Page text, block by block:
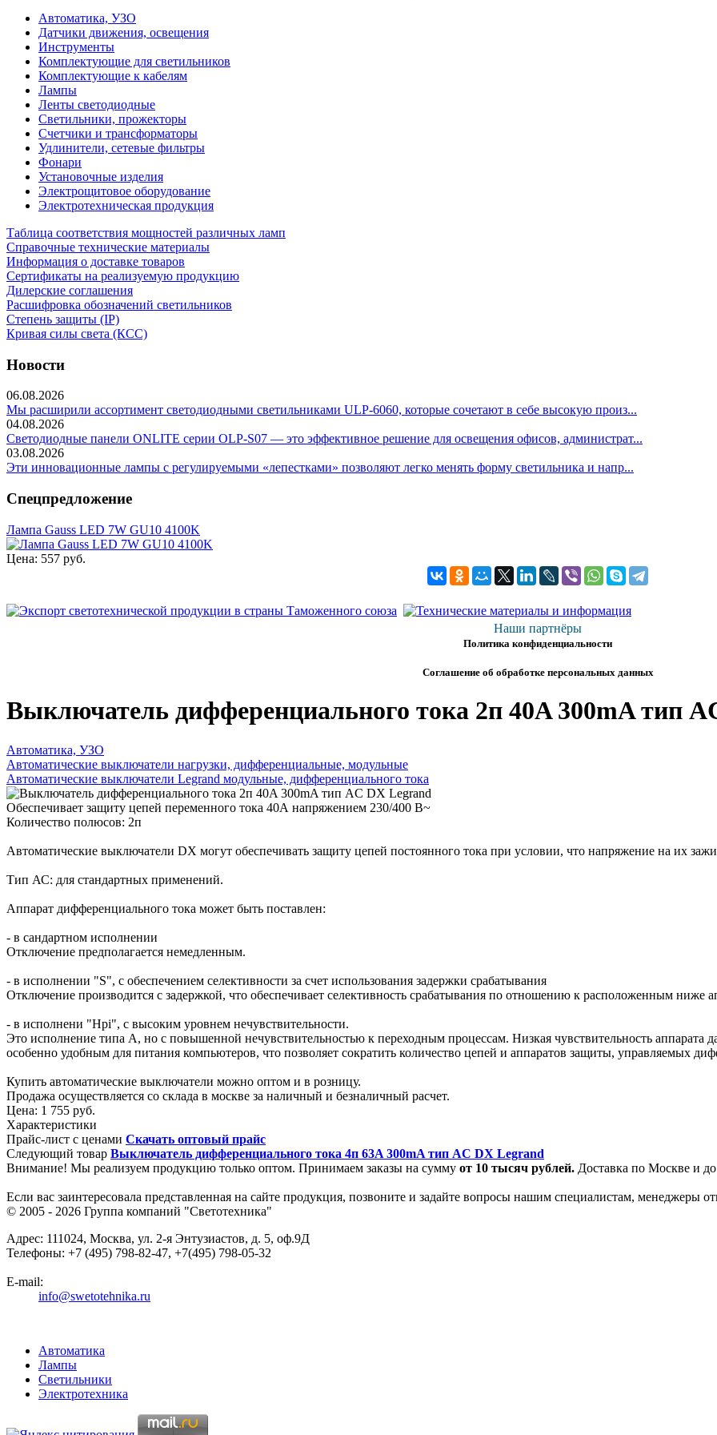
Автоматика, УЗО
Датчики движения, освещения
Инструменты
Комплектующие для светильников
Комплектующие к кабелям
Лампы
Ленты светодиодные
Светильники, прожекторы
Счетчики и трансформаторы
Удлинители, сетевые фильтры
Фонари
Установочные изделия
Электрощитовое оборудование
Электротехническая продукция
Таблица соответствия мощностей различных ламп
Справочные технические материалы
Информация о доставке товаров
Сертификаты на реализуемую продукцию
Дилерские соглашения
Расшифровка обозначений светильников
Степень защиты (IP)
Кривая силы света (КСС)
Новости
06.08.2026
Мы расширили ассортимент светодиодными светильниками ULP-6060, которые сочетают в себе высокую произ...
04.08.2026
Светодиодные панели ONLITE серии OLP-S07 — это эффективное решение для освещения офисов, администрат...
03.08.2026
Эти инновационные лампы с регулируемыми «лепестками» позволяют легко менять форму светильника и напр...
Спецпредложение
Лампа Gauss LED 7W GU10 4100K
Цена: 557 руб.
Наши партнёры
Политика конфиденциальности
Соглашение об обработке персональных данных
Выключатель дифференциального тока 2п 40A 300mA тип
Автоматика, УЗО
Автоматические выключатели нагрузки, дифференциальные, модульные
Автоматические выключатели Legrand модульные, дифференциального тока
Обеспечивает защиту цепей переменного тока 40А напряжением 230/400 В~
Количество полюсов: 2п
Автоматические выключатели DX могут обеспечивать защиту цепей постоянного тока при условии, что напряжение на их
Тип АС: для стандартных применений.
Аппарат дифференциального тока может быть поставлен:
- в сандартном исполнении
Отключение предполагается немедленным.
- в исполнении "S", с обеспечением селективности за счет использования задержки срабатывания
Отключение производится с задержкой, что обеспечивает селективность срабатывания по отношению к расположенным
- в исполнени "Hpi", с высоким уровнем нечувствительности.
Это исполнение типа А, но с повышенной нечувствительностью к переходным процессам. Низкая чувствительность аппарата
особенно удобным для питания компьютеров, что позволяет сократить количество цепей и аппаратов защиты, управляемых
Купить автоматические выключатели можно оптом и в розницу.
Продажа осуществляется со склада в москве за наличный и безналичный расчет.
Цена: 1 755 руб.
Характеристики
Прайс-лист с ценами Скачать оптовый прайс
Следующий товар Выключатель дифференциального тока 4п 63A 300mA тип AC DX Legrand
Внимание! Мы реализуем продукцию только оптом. Принимаем заказы на сумму от 10 тысяч рублей. Доставка по Москве и
Если вас заинтересовала представленная на сайте продукция, позвоните и задайте вопросы нашим специалистам, менеджеры
© 2005 - 2026 Группа компаний "Светотехника"
Адрес: 111024, Москва, ул. 2-я Энтузиастов, д. 5, оф.9Д
Телефоны: +7 (495) 798-82-47, +7(495) 798-05-32
E-mail:
info@swetotehnika.ru
Автоматика
Лампы
Светильники
Электротехника